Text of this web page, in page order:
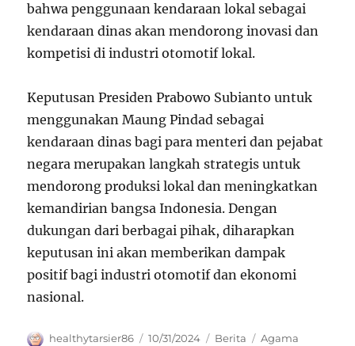
bahwa penggunaan kendaraan lokal sebagai
kendaraan dinas akan mendorong inovasi dan
kompetisi di industri otomotif lokal.
Keputusan Presiden Prabowo Subianto untuk
menggunakan Maung Pindad sebagai
kendaraan dinas bagi para menteri dan pejabat
negara merupakan langkah strategis untuk
mendorong produksi lokal dan meningkatkan
kemandirian bangsa Indonesia. Dengan
dukungan dari berbagai pihak, diharapkan
keputusan ini akan memberikan dampak
positif bagi industri otomotif dan ekonomi
nasional.
Author
healthytarsier86
Posted
10/31/2024 Categories
Berita Tags
Agama